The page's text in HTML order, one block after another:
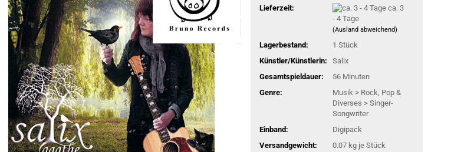
Lieferzeit:
ca. 3
- 4 Tage
(Ausland abweichend)
Lagerbestand: 1 Stück
Künstler/Künstlerin:
Salix
Gesamtspieldauer:
56 Minuten
Genre:
Musik > Rock, Pop &
Diverses > Singer-
Songwriter
Einband:
Digipack
Versandgewicht:
0.07kg je Stück